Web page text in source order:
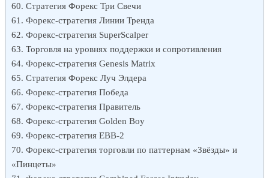
Стратегия Форекс Три Свечи
Форекс-стратегия Линии Тренда
Форекс-стратегия SuperScalper
Торговля на уровнях поддержки и сопротивления
Форекс-стратегия Genesis Matrix
Стратегия Форекс Луч Элдера
Форекс-стратегия Победа
Форекс-стратегия Правитель
Форекс-стратегия Golden Boy
Форекс-стратегия EBB-2
Форекс-стратегия торговли по паттернам «Звёзды» и
«Пинцеты»